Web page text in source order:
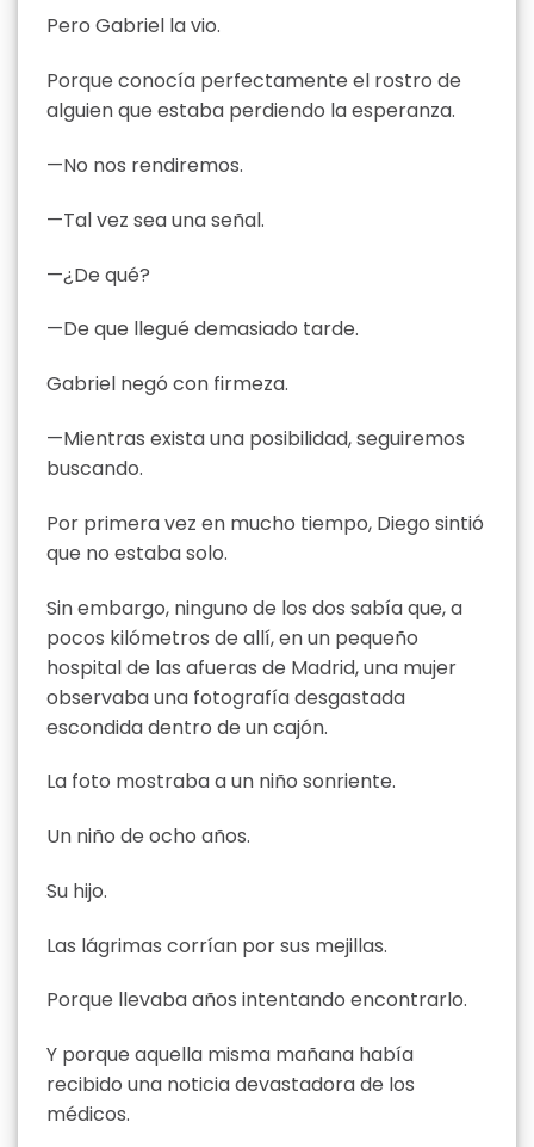
Pero Gabriel la vio.
Porque conocía perfectamente el rostro de
alguien que estaba perdiendo la esperanza.
—No nos rendiremos.
—Tal vez sea una señal.
—¿De qué?
—De que llegué demasiado tarde.
Gabriel negó con firmeza.
—Mientras exista una posibilidad, seguiremos
buscando.
Por primera vez en mucho tiempo, Diego sintió
que no estaba solo.
Sin embargo, ninguno de los dos sabía que, a
pocos kilómetros de allí, en un pequeño
hospital de las afueras de Madrid, una mujer
observaba una fotografía desgastada
escondida dentro de un cajón.
La foto mostraba a un niño sonriente.
Un niño de ocho años.
Su hijo.
Las lágrimas corrían por sus mejillas.
Porque llevaba años intentando encontrarlo.
Y porque aquella misma mañana había
recibido una noticia devastadora de los
médicos.